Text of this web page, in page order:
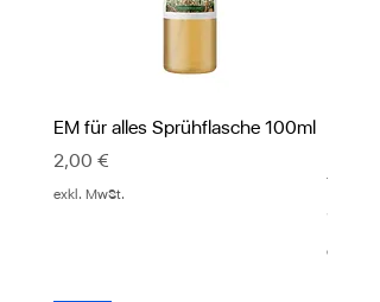
EM für alles Sprühflasche 100ml
Preis
2,00 €
exkl. MwSt.
Ylang
Preis
12,00 €
exkl.